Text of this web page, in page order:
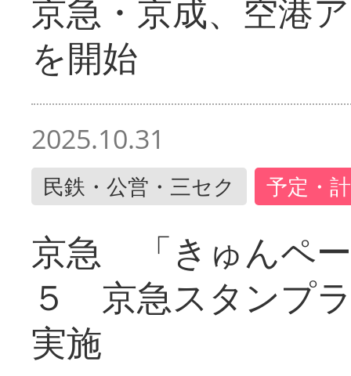
京急・京成、空港
を開始
2025.10.31
民鉄・公営・三セク 予定・
京急 「きゅんペ
５ 京急スタンプ
実施